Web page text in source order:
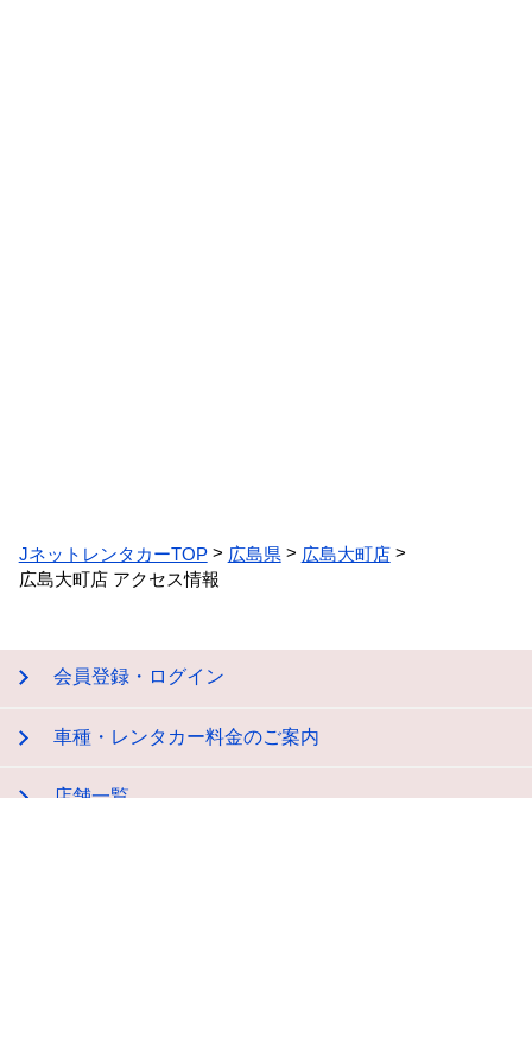
JネットレンタカーTOP 広島県
広島大町店
広島大町店 アクセス情報
会員登録・ログイン
車種・レンタカー料金のご案内
店舗一覧